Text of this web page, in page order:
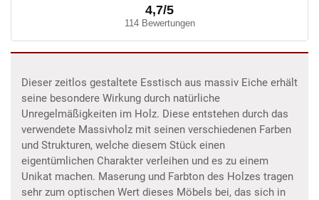
4,7/5
114 Bewertungen
Dieser zeitlos gestaltete Esstisch aus massiv Eiche erhält
seine besondere Wirkung durch natürliche
Unregelmäßigkeiten im Holz. Diese entstehen durch das
verwendete Massivholz mit seinen verschiedenen Farben
und Strukturen, welche diesem Stück einen
eigentümlichen Charakter verleihen und es zu einem
Unikat machen. Maserung und Farbton des Holzes tragen
sehr zum optischen Wert dieses Möbels bei, das sich in